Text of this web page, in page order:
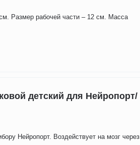
Размер рабочей части – 12 см. Масса
детский для Нейропорт/
Нейропорт. Воздействует на мозг через